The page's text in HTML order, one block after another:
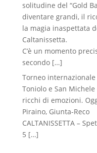
solitudine del “Gold
diventare grandi, il
la magia inaspettata
Caltanissetta.
C’è un momento
secondo […]
Torneo internazionale
Toniolo e San
ricchi di emozioni.
Piraino, Giunta-Reco
CALTANISSETTA –
5 […]